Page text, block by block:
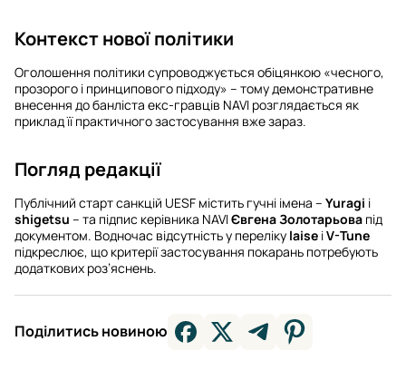
Контекст нової політики
Оголошення політики супроводжується обіцянкою «чесного,
прозорого і принципового підходу» – тому демонстративне
внесення до банліста екс-гравців NAVI розглядається як
приклад її практичного застосування вже зараз.
Погляд редакції
Публічний старт санкцій UESF містить гучні імена – Yuragi і
shigetsu – та підпис керівника NAVIЄвгена Золотарьова під
документом. Водночас відсутність у переліку laise іV-Tune
підкреслює, що критерії застосування покарань потребують
додаткових роз’яснень.
Поділитись новиною